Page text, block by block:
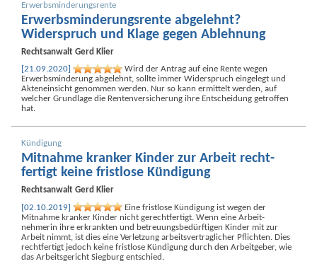
Erwerbs­minderungs­rente
Erwerbs­minderungs­rente abgelehnt?
Widerspruch und Klage gegen Ablehnung
Rechtsanwalt Gerd Klier
[21.09.2020]
Wird der Antrag auf eine Rente wegen
Erwerbs­minderung abgelehnt, sollte immer Widerspruch eingelegt und
Akten­einsicht genommen werden. Nur so kann ermittelt werden, auf
welcher Grundlage die Renten­versicherung ihre Ent­scheidung getroffen
hat.
Kündigung
Mitnahme kranker Kinder zur Arbeit recht­
fertigt keine fristlose Kündigung
Rechtsanwalt Gerd Klier
[02.10.2019]
Eine fristlose Kündigung ist wegen der
Mitnahme kranker Kinder nicht gerechtfertigt. Wenn eine Arbeit­
nehmerin ihre erkrankten und betreuungs­bedürftigen Kinder mit zur
Arbeit nimmt, ist dies eine Verletzung arbeits­vertrag­licher Pflichten. Dies
recht­fertigt jedoch keine fristlose Kündigung durch den Arbeitgeber, wie
das Arbeits­gericht Siegburg entschied.